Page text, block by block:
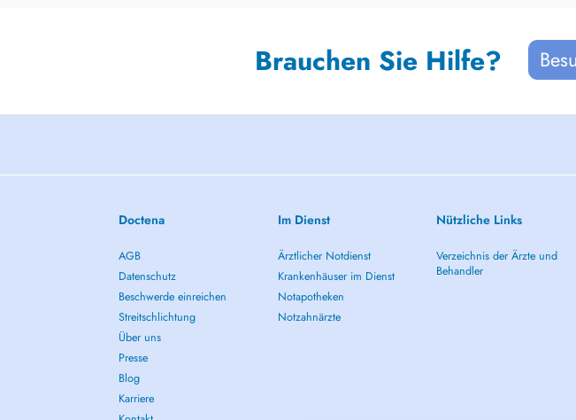
Brauchen Sie Hilfe?
Doctena
AGB
Datenschutz
Beschwerde einreichen
Streitschlichtung
Über uns
Presse
Blog
Karriere
Im Dienst
Ärztlicher Notdienst
Krankenhäuser im Dienst
Notapotheken
Notzahnärzte
Nützliche Links
Verzeichnis der Ärzte und
Behandler